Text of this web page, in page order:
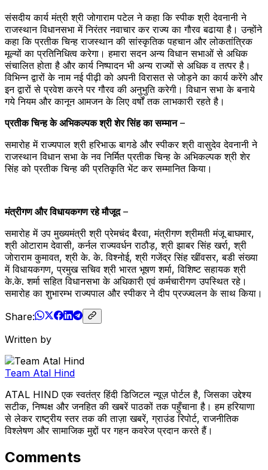
संसदीय कार्य मंत्री श्री जोगाराम पटेल ने कहा कि स्‍पीक श्री देवनानी ने
राजस्थान विधानसभा में निरंतर नवाचार कर राज्‍य का गौरव बढाया है। उन्होंने
कहा कि प्रतीक चिन्‍ह राजस्थान की सांस्कृतिक पहचान और लोकतांत्रिक
मूल्यों का प्रतिनिधित्व करेगा। हमारा सदन अन्‍य विधान सभाओं से अधिक
संचालित होता है और कार्य निष्‍पादन भी अन्‍य राज्‍यों से अधिक व तत्‍पर है।
विभिन्न द्वारों के नाम नई पीढ़ी को अपनी विरासत से जोड़ने का कार्य करेंगे और
इन द्वारों से प्रवेश करने पर गौरव की अनुभुति करेगी। विधान सभा के बनाये
गये नियम और कानून आमजन के लिए वर्षों तक लाभकारी रहते है।
प्रतीक चिन्‍ह के अभिकल्‍पक श्री शेर सिंह का सम्‍मान–
समारोह में राज्‍यपाल श्री हरिभाऊ बागडे और स्‍पीकर श्री वासुदेव देवनानी ने
राजस्‍थान विधान सभा के नव निर्मित प्रतीक चिन्‍ह के अभिकल्‍पक श्री शेर
सिंह को प्रतीक चिन्‍ह की प्रतिकृति भेंट कर सम्‍मानित किया।
मंत्रीगण और विधायकगण रहे मौजूद–
समारोह में उप मुख्यमंत्री श्री प्रेमचंद बैरवा, मंत्रीगण श्रीमती मंजू बाघमार,
श्री ओटाराम देवासी, कर्नल राज्यवर्धन राठौड़, श्री झाबर सिंह खर्रा, श्री
जोराराम कुमावत, श्री के. के. विश्नोई, श्री गजेंद्र सिंह खींवसर, बडी संख्‍या
में विधायकगण, प्रमुख सचिव श्री भारत भूषण शर्मा, विशिष्ट सहायक श्री
के.के. शर्मा सहित विधानसभा के अधिकारी एवं कर्मचारीगण उपस्थित रहे।
समारोह का शुभारम्‍भ राज्‍यपाल और स्‍पीकर ने दीप प्रज्‍ज्‍वलन के साथ किया।
Share:
Written by
Team Atal Hind
ATAL HIND एक स्वतंत्र हिंदी डिजिटल न्यूज़ पोर्टल है, जिसका उद्देश्य
सटीक, निष्पक्ष और जनहित की खबरें पाठकों तक पहुँचाना है। हम हरियाणा
से लेकर राष्ट्रीय स्तर तक की ताज़ा खबरें, ग्राउंड रिपोर्ट, राजनीतिक
विश्लेषण और सामाजिक मुद्दों पर गहन कवरेज प्रदान करते हैं।
Comments